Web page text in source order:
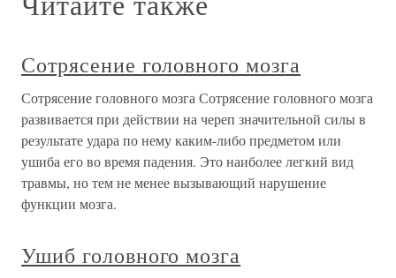
Сотрясение головного мозга
Сотрясение головного мозга Сотрясение головного мозга
развивается при действии на череп значительной силы в
результате удара по нему каким-либо предметом или
ушиба его во время падения. Это наиболее легкий вид
травмы, но тем не менее вызывающий нарушение
функции мозга.
Ушиб головного мозга